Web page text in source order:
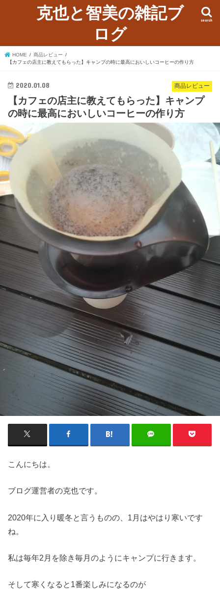
克也と智美の雑記ブ
ログ
search
HOME
商品レビュー
【カフェの店主に教えてもらった】キャンプの時に最高においしいコーヒーの作り方
商品レビュー
2020.01.08
【カフェの店主に教えてもらった】キャンプ
の時に最高においしいコーヒーの作り方
こんにちは。
ブログ運営者の克也です。
2020年に入り暖冬と言うものの、1月はやはり寒いです
ね。
私は毎年2月を除き毎月のようにキャンプに行きます。
そして寒くなると1番楽しみになるのが